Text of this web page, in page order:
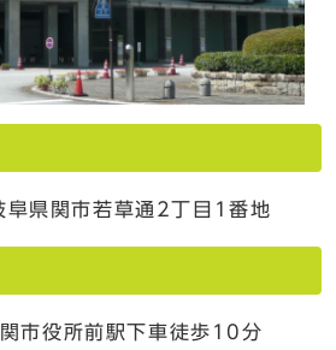
県関市若草通2丁目1番地
市役所前駅下車徒歩10分